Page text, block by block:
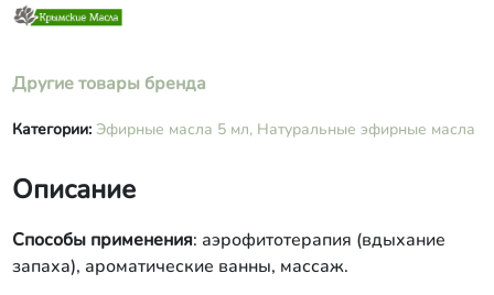
Другие товары бренда
Категории: Эфирные масла 5 мл, Натуральные эфирные масла
Описание
Способы применения: аэрофитотерапия (вдыхание
запаха), ароматические ванны, массаж.